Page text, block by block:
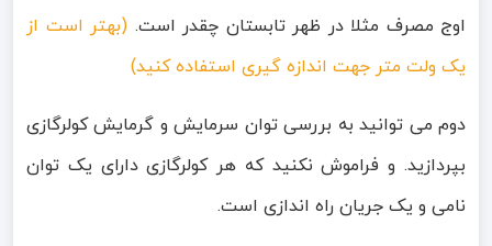
اوج مصرف مثلا در ظهر تابستان چقدر است. (بهتر است از
یک ولت متر جهت اندازه گیری استفاده کنید)
دوم می توانید به بررسی توان سرمایش و گرمایش کولرگازی
بپردازید. و فراموش نکنید که هر کولرگازی دارای یک توان
نامی و یک جریان راه اندازی است.